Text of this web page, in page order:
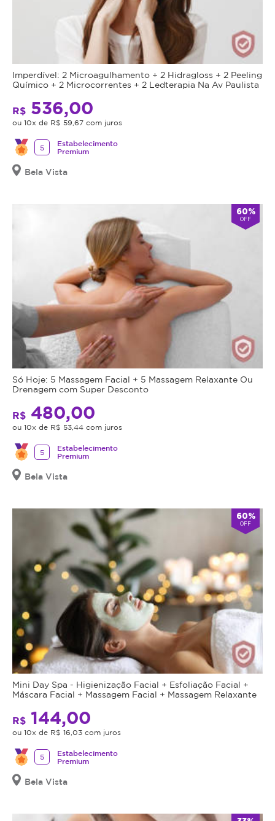
Imperdível: 2 Microagulhamento + 2 Hidragloss + 2 Peeling
Químico + 2 Microcorrentes + 2 Ledterapia Na Av Paulista
R$ 536,00
ou 10x de R$ 59,67 com juros
5
Estabelecimento
Premium
Bela Vista
60%
OFF
Só Hoje: 5 Massagem Facial + 5 Massagem Relaxante Ou
Drenagem com Super Desconto
R$ 480,00
ou 10x de R$ 53,44 com juros
5
Estabelecimento
Premium
Bela Vista
60%
OFF
Mini Day Spa - Higienização Facial + Esfoliação Facial +
Máscara Facial + Massagem Facial + Massagem Relaxante
R$ 144,00
ou 10x de R$ 16,03 com juros
5
Estabelecimento
Premium
Bela Vista